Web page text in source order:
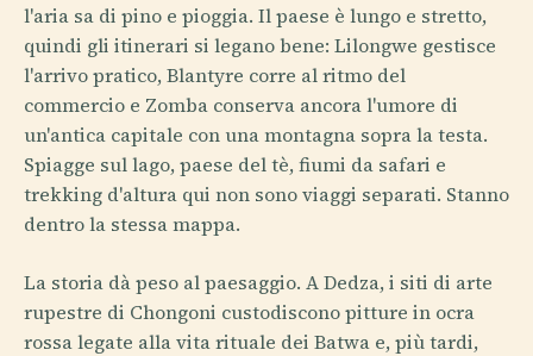
l'aria sa di pino e pioggia. Il paese è lungo e stretto,
quindi gli itinerari si legano bene: Lilongwe gestisce
l'arrivo pratico, Blantyre corre al ritmo del
commercio e Zomba conserva ancora l'umore di
un'antica capitale con una montagna sopra la testa.
Spiagge sul lago, paese del tè, fiumi da safari e
trekking d'altura qui non sono viaggi separati. Stanno
dentro la stessa mappa.
La storia dà peso al paesaggio. A Dedza, i siti di arte
rupestre di Chongoni custodiscono pitture in ocra
rossa legate alla vita rituale dei Batwa e, più tardi,